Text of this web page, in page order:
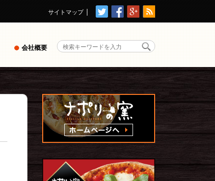
サイトマップ
会社概要